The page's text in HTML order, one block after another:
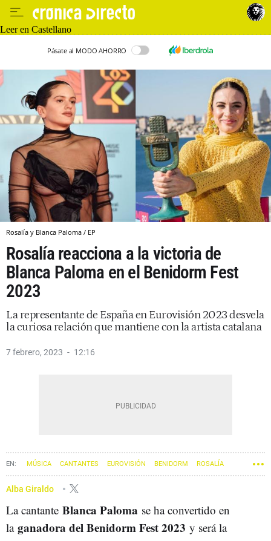
Leer en Castellano
Pásate al MODO AHORRO
Rosalía y Blanca Paloma / EP
Rosalía reacciona a la victoria de
Blanca Paloma en el Benidorm Fest
2023
La representante de España en Eurovisión 2023 desvela
la curiosa relación que mantiene con la artista catalana
7 febrero, 2023 12:16
MÚSICA CANTANTES EUROVISIÓN BENIDORM ROSALÍA
Alba Giraldo
La cantante Blanca Paloma se ha convertido en
la ganadora del Benidorm Fest 2023 y será la